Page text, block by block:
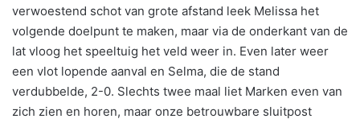
verwoestend schot van grote afstand leek Melissa het
volgende doelpunt te maken, maar via de onderkant van de
lat vloog het speeltuig het veld weer in. Even later weer
een vlot lopende aanval en Selma, die de stand
verdubbelde, 2-0. Slechts twee maal liet Marken even van
zich zien en horen, maar onze betrouwbare sluitpost